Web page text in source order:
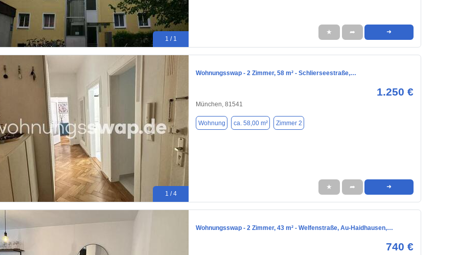
1 / 1
★ ➦ ➜
1 / 4
Wohnungsswap - 2 Zimmer, 58 m² - Schlierseestraße,…
1.250 €
München, 81541
Wohnung ca. 58,00 m² Zimmer 2
★ ➦ ➜
Wohnungsswap - 2 Zimmer, 43 m² - Welfenstraße, Au-Haidhausen,…
740 €